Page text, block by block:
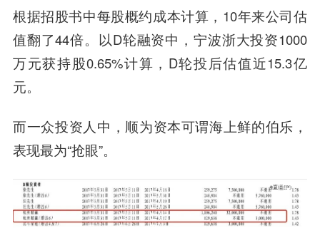
根据招股书中每股概约成本计算，10年来公司估
值翻了44倍。以D轮融资中，宁波浙大投资1000
万元获持股0.65%计算，D轮投后估值近15.3亿
元。
而一众投资人中，顺为资本可谓海上鲜的伯乐，
表现最为“抢眼”。